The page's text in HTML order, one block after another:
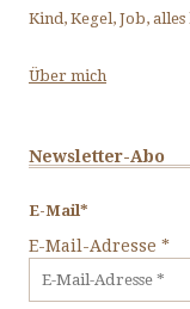
Kind, Kegel, Job,
Über mich
Newsletter-Abo
E-Mail*
E-Mail-Adresse *